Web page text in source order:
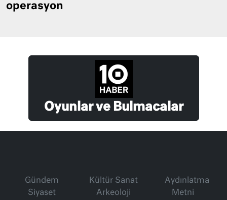
operasyon
Oyunlar ve Bulmacalar
Gündem
Siyaset
Kültür Sanat
Arkeoloji
Aydınlatma
Metni